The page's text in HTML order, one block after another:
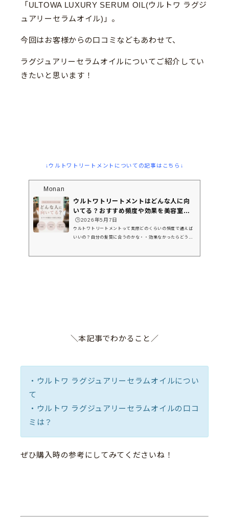
「ULTOWA LUXURY SERUM OIL(ウルトワ ラグジ
ュアリーセラムオイル)」。
今回はお客様からの口コミなどもあわせて、
ラグジュアリーセラムオイルについてご紹介してい
きたいと思います！
↓ウルトワトリートメントについての記事はこちら↓
Monan
ウルトワトリートメントはどんな人に向
いてる？おすすめ頻度や効果を美容室ス
タッ...
🕒️2026年5月7日
ウルトワトリートメントって実際どのくらいの頻度で通えば
いいの？自分の髪質に合うのかな・・効果なかったらどうし
＼本記事でわかること／
・ウルトワ ラグジュアリーセラムオイルについ
て
・ウルトワ ラグジュアリーセラムオイルの口コ
ミは？
ぜひ購入時の参考にしてみてくださいね！